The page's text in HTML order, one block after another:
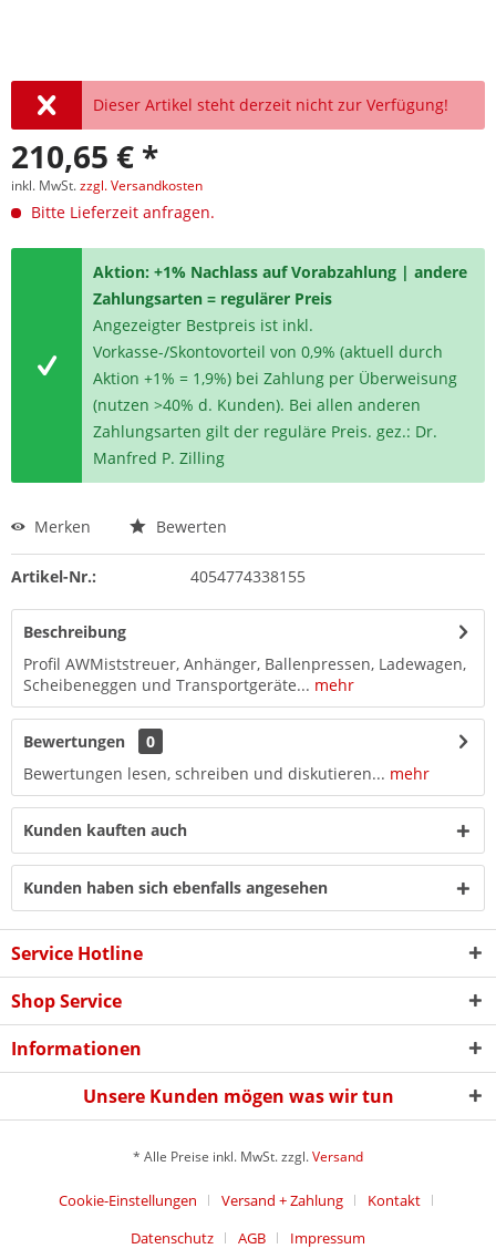
Dieser Artikel steht derzeit nicht zur Verfügung!
210,65 € *
inkl. MwSt.zzgl. Versandkosten
Bitte Lieferzeit anfragen.
Aktion: +1% Nachlass auf Vorabzahlung | andere
Zahlungsarten = regulärer Preis
Angezeigter Bestpreis ist inkl.
Vorkasse-/Skontovorteil von 0,9% (aktuell durch
Aktion +1% = 1,9%) bei Zahlung per Überweisung
(nutzen >40% d. Kunden). Bei allen anderen
Zahlungsarten gilt der reguläre Preis. gez.: Dr.
Manfred P. Zilling
Merken Bewerten
Artikel-Nr.: 4054774338155
Beschreibung
Profil AWMiststreuer, Anhänger, Ballenpressen, Ladewagen,
Scheibeneggen und Transportgeräte... mehr
Bewertungen
0
Bewertungen lesen, schreiben und diskutieren... mehr
Kunden kauften auch
Kunden haben sich ebenfalls angesehen
Service Hotline
Shop Service
Informationen
Unsere Kunden mögen was wir tun
* Alle Preise inkl. MwSt. zzgl.Versand
Cookie-Einstellungen Versand + Zahlung
Kontakt
Datenschutz
AGB Impressum